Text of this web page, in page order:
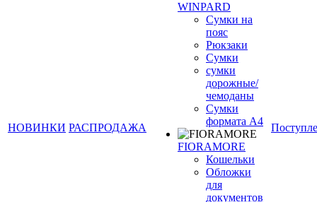
НОВИНКИ РАСПРОДАЖА
WINPARD
Сумки на
пояс
Рюкзаки
Сумки
сумки
дорожные/
чемоданы
Сумки
формата А4
FIORAMORE
Кошельки
Обложки
для
документов